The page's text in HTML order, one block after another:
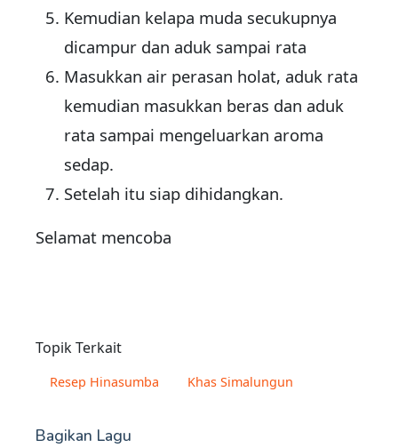
Kemudian kelapa muda secukupnya
dicampur dan aduk sampai rata
Masukkan air perasan holat, aduk rata
kemudian masukkan beras dan aduk
rata sampai mengeluarkan aroma
sedap.
Setelah itu siap dihidangkan.
Selamat mencoba
Topik Terkait
Resep Hinasumba Khas Simalungun
Bagikan Lagu